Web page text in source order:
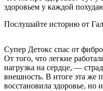
здоровьем у каждой
Послушайте историю от
Супер Детокс спас от
От того, что легкие
нагрузка на сердце, —
внешность. В итоге эта же
восстановила здоровье, но